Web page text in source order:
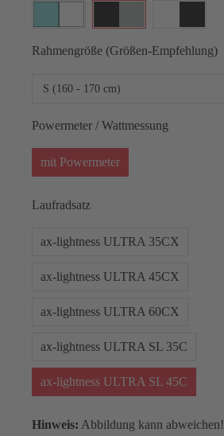
Rahmengröße (Größen-Empfehlung)
Powermeter / Wattmessung
mit Powermeter
Laufradsatz
ax-lightness ULTRA 35CX
ax-lightness ULTRA 45CX
ax-lightness ULTRA 60CX
ax-lightness ULTRA SL 35C
ax-lightness ULTRA SL 45C
Hinweis: Abbildung kann abweichen!